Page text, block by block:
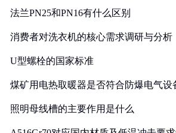
法兰PN25和PN16有什么区别
消费者对洗衣机的核心需求调研与分析
U型螺栓的国家标准
煤矿用电热取暖器是否符合防爆电气设
照明母线槽的主要作用是什么